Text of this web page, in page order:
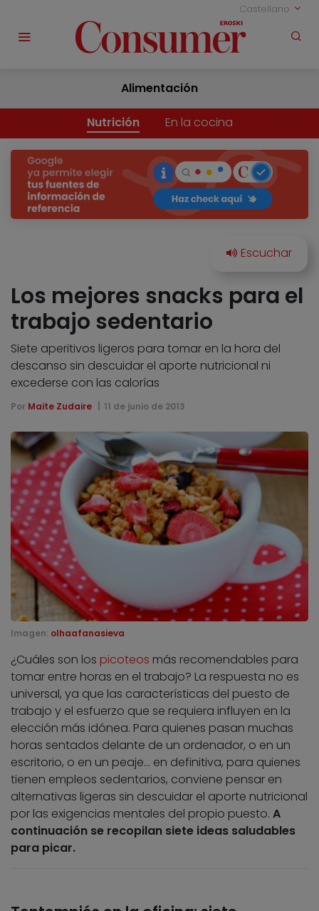
Castellano
Alimentación
Nutrición En la cocina
Los mejores snacks para el
trabajo sedentario
Siete aperitivos ligeros para tomar en la hora del
descanso sin descuidar el aporte nutricional ni
excederse con las calorías
Por Maite Zudaire 11 de junio de 2013
Imagen: olhaafanasieva
¿Cuáles son los picoteos más recomendables para
tomar entre horas en el trabajo? La respuesta no es
universal, ya que las características del puesto de
trabajo y el esfuerzo que se requiera influyen en la
elección más idónea. Para quienes pasan muchas
horas sentados delante de un ordenador, o en un
escritorio, o en un peaje… en definitiva, para quienes
tienen empleos sedentarios, conviene pensar en
alternativas ligeras sin descuidar el aporte nutricional
por las exigencias mentales del propio puesto. A
continuación se recopilan siete ideas saludables
para picar.